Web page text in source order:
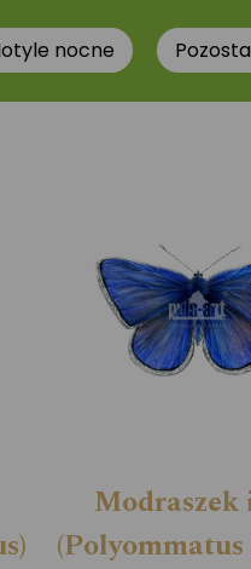
nocne